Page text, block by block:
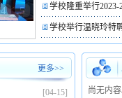
4 5 学校隆重举行2023-
学校举行温晓玲特
更多>>
[04-15] 尚无内容